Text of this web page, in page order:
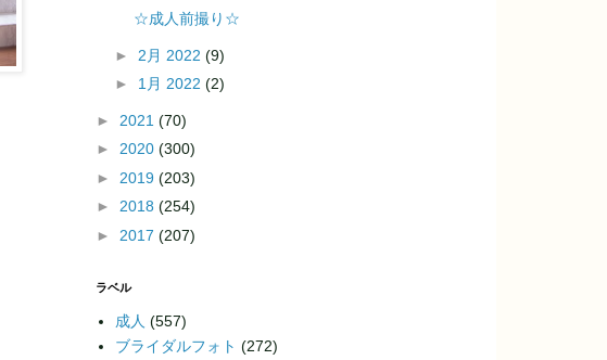
☆成人前撮り☆
► 2月 2022 (9)
► 1月 2022 (2)
► 2021 (70)
► 2020 (300)
► 2019 (203)
► 2018 (254)
► 2017 (207)
ラベル
成人 (557)
ブライダルフォト (272)